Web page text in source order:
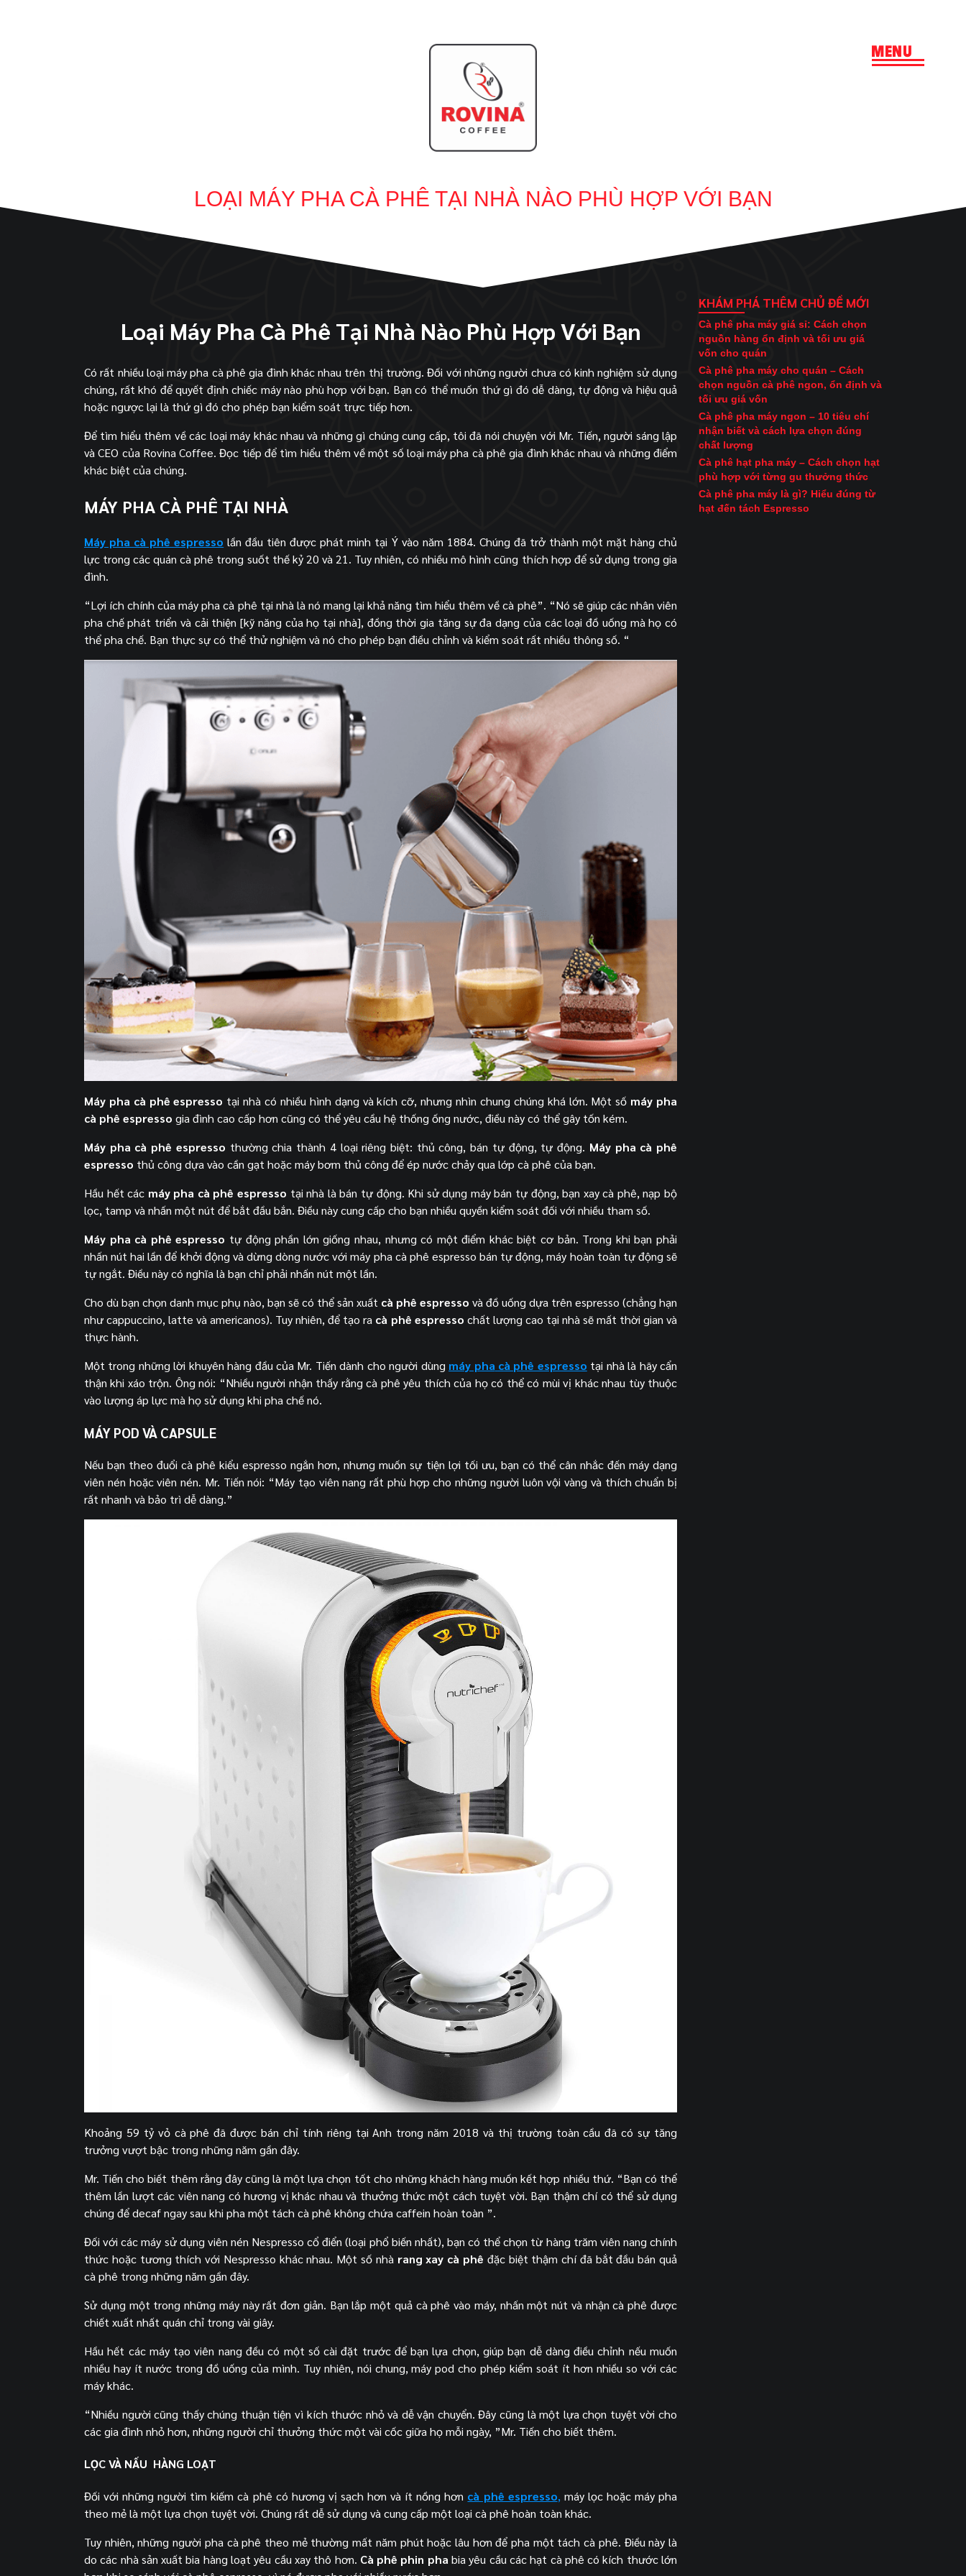
MENU
LOẠI MÁY PHA CÀ PHÊ TẠI NHÀ NÀO PHÙ HỢP VỚI BẠN
Loại Máy Pha Cà Phê Tại Nhà Nào Phù Hợp Với Bạn
Có rất nhiều loại máy pha cà phê gia đình khác nhau trên thị trường. Đối với những người chưa có kinh nghiệm sử dụng
chúng, rất khó để quyết định chiếc máy nào phù hợp với bạn. Bạn có thể muốn thứ gì đó dễ dàng, tự động và hiệu quả
hoặc ngược lại là thứ gì đó cho phép bạn kiểm soát trực tiếp hơn.
Để tìm hiểu thêm về các loại máy khác nhau và những gì chúng cung cấp, tôi đã nói chuyện với Mr. Tiến, người sáng lập
và CEO của Rovina Coffee. Đọc tiếp để tìm hiểu thêm về một số loại máy pha cà phê gia đình khác nhau và những điểm
khác biệt của chúng.
MÁY PHA CÀ PHÊ TẠI NHÀ
Máy pha cà phê espresso lần đầu tiên được phát minh tại Ý vào năm 1884. Chúng đã trở thành một mặt hàng chủ
lực trong các quán cà phê trong suốt thế kỷ 20 và 21. Tuy nhiên, có nhiều mô hình cũng thích hợp để sử dụng trong gia
đình.
“Lợi ích chính của máy pha cà phê tại nhà là nó mang lại khả năng tìm hiểu thêm về cà phê”. “Nó sẽ giúp các nhân viên
pha chế phát triển và cải thiện [kỹ năng của họ tại nhà], đồng thời gia tăng sự đa dạng của các loại đồ uống mà họ có
thể pha chế. Bạn thực sự có thể thử nghiệm và nó cho phép bạn điều chỉnh và kiểm soát rất nhiều thông số. “
Máy pha cà phê espresso tại nhà có nhiều hình dạng và kích cỡ, nhưng nhìn chung chúng khá lớn. Một số máy pha
cà phê espresso gia đình cao cấp hơn cũng có thể yêu cầu hệ thống ống nước, điều này có thể gây tốn kém.
Máy pha cà phê espresso thường chia thành 4 loại riêng biệt: thủ công, bán tự động, tự động. Máy pha cà phê
espresso thủ công dựa vào cần gạt hoặc máy bơm thủ công để ép nước chảy qua lớp cà phê của bạn.
Hầu hết các máy pha cà phê espresso tại nhà là bán tự động. Khi sử dụng máy bán tự động, bạn xay cà phê, nạp bộ
lọc, tamp và nhấn một nút để bắt đầu bắn. Điều này cung cấp cho bạn nhiều quyền kiểm soát đối với nhiều tham số.
Máy pha cà phê espresso tự động phần lớn giống nhau, nhưng có một điểm khác biệt cơ bản. Trong khi bạn phải
nhấn nút hai lần để khởi động và dừng dòng nước với máy pha cà phê espresso bán tự động, máy hoàn toàn tự động sẽ
tự ngắt. Điều này có nghĩa là bạn chỉ phải nhấn nút một lần.
Cho dù bạn chọn danh mục phụ nào, bạn sẽ có thể sản xuất cà phê espresso và đồ uống dựa trên espresso (chẳng hạn
như cappuccino, latte và americanos). Tuy nhiên, để tạo ra cà phê espresso chất lượng cao tại nhà sẽ mất thời gian và
thực hành.
Một trong những lời khuyên hàng đầu của Mr. Tiến dành cho người dùng máy pha cà phê espresso tại nhà là hãy cẩn
thận khi xáo trộn. Ông nói: “Nhiều người nhận thấy rằng cà phê yêu thích của họ có thể có mùi vị khác nhau tùy thuộc
vào lượng áp lực mà họ sử dụng khi pha chế nó.
MÁY POD VÀ CAPSULE
Nếu bạn theo đuổi cà phê kiểu espresso ngắn hơn, nhưng muốn sự tiện lợi tối ưu, bạn có thể cân nhắc đến máy dạng
viên nén hoặc viên nén. Mr. Tiến nói: “Máy tạo viên nang rất phù hợp cho những người luôn vội vàng và thích chuẩn bị
rất nhanh và bảo trì dễ dàng.”
Khoảng 59 tỷ vỏ cà phê đã được bán chỉ tính riêng tại Anh trong năm 2018 và thị trường toàn cầu đã có sự tăng
trưởng vượt bậc trong những năm gần đây.
Mr. Tiến cho biết thêm rằng đây cũng là một lựa chọn tốt cho những khách hàng muốn kết hợp nhiều thứ. “Bạn có thể
thêm lần lượt các viên nang có hương vị khác nhau và thưởng thức một cách tuyệt vời. Bạn thậm chí có thể sử dụng
chúng để decaf ngay sau khi pha một tách cà phê không chứa caffein hoàn toàn ”.
Đối với các máy sử dụng viên nén Nespresso cổ điển (loại phổ biến nhất), bạn có thể chọn từ hàng trăm viên nang chính
thức hoặc tương thích với Nespresso khác nhau. Một số nhà rang xay cà phê đặc biệt thậm chí đã bắt đầu bán quả
cà phê trong những năm gần đây.
Sử dụng một trong những máy này rất đơn giản. Bạn lắp một quả cà phê vào máy, nhấn một nút và nhận cà phê được
chiết xuất nhất quán chỉ trong vài giây.
Hầu hết các máy tạo viên nang đều có một số cài đặt trước để bạn lựa chọn, giúp bạn dễ dàng điều chỉnh nếu muốn
nhiều hay ít nước trong đồ uống của mình. Tuy nhiên, nói chung, máy pod cho phép kiểm soát ít hơn nhiều so với các
máy khác.
“Nhiều người cũng thấy chúng thuận tiện vì kích thước nhỏ và dễ vận chuyển. Đây cũng là một lựa chọn tuyệt vời cho
các gia đình nhỏ hơn, những người chỉ thưởng thức một vài cốc giữa họ mỗi ngày, ”Mr. Tiến cho biết thêm.
LỌC VÀ NẤU HÀNG LOẠT
Đối với những người tìm kiếm cà phê có hương vị sạch hơn và ít nồng hơn cà phê espresso,máy lọc hoặc máy pha
theo mẻ là một lựa chọn tuyệt vời. Chúng rất dễ sử dụng và cung cấp một loại cà phê hoàn toàn khác.
Tuy nhiên, những người pha cà phê theo mẻ thường mất năm phút hoặc lâu hơn để pha một tách cà phê. Điều này là
do các nhà sản xuất bia hàng loạt yêu cầu xay thô hơn. Cà phê phin phabia yêu cầu các hạt cà phê có kích thước lớn
KHÁM PHÁ THÊM CHỦ ĐỀ MỚI
Cà phê pha máy giá sỉ: Cách chọn
nguồn hàng ổn định và tối ưu giá
vốn cho quán
Cà phê pha máy cho quán – Cách
chọn nguồn cà phê ngon, ổn định và
tối ưu giá vốn
Cà phê pha máy ngon – 10 tiêu chí
nhận biết và cách lựa chọn đúng
chất lượng
Cà phê hạt pha máy – Cách chọn hạt
phù hợp với từng gu thưởng thức
Cà phê pha máy là gì? Hiểu đúng từ
hạt đến tách Espresso